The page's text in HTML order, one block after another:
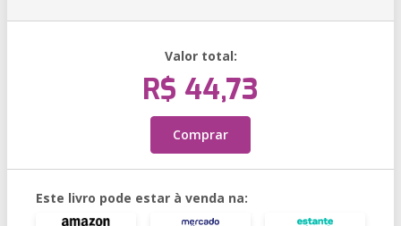
Valor total:
R$ 44,73
Comprar
Este livro pode estar à venda na: